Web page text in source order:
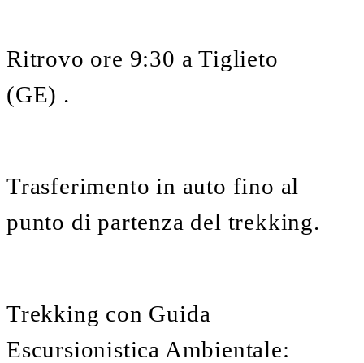
Ritrovo ore 9:30 a Tiglieto
(GE) .
Trasferimento in auto fino al
punto di partenza del trekking.
Trekking con Guida
Escursionistica Ambientale: